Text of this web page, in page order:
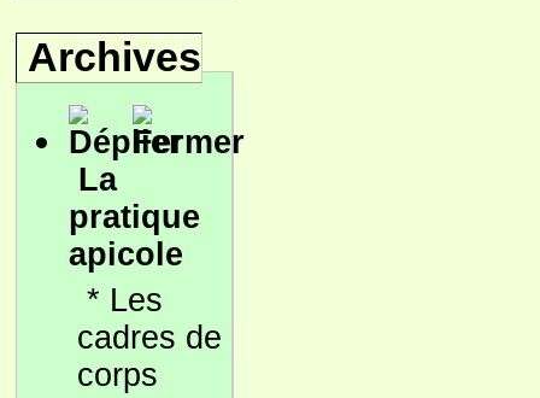
Archives
La
pratique
apicole
* Les
cadres de
corps